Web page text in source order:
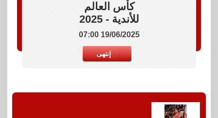
كأس العالم
للأندية - 2025
19/06/2025 07:00
إنتهى